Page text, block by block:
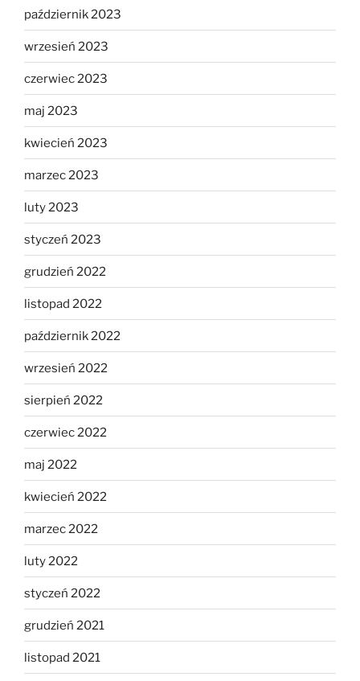
październik 2023
wrzesień 2023
czerwiec 2023
maj 2023
kwiecień 2023
marzec 2023
luty 2023
styczeń 2023
grudzień 2022
listopad 2022
październik 2022
wrzesień 2022
sierpień 2022
czerwiec 2022
maj 2022
kwiecień 2022
marzec 2022
luty 2022
styczeń 2022
grudzień 2021
listopad 2021